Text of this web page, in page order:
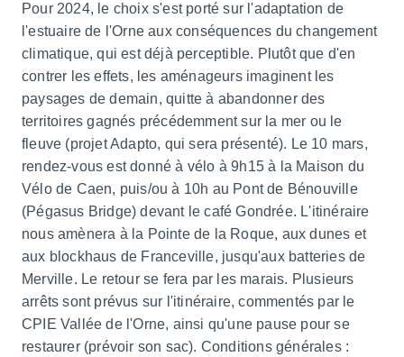
Pour 2024, le choix s'est porté sur l'adaptation de
l'estuaire de l'Orne aux conséquences du changement
climatique, qui est déjà perceptible. Plutôt que d'en
contrer les effets, les aménageurs imaginent les
paysages de demain, quitte à abandonner des
territoires gagnés précédemment sur la mer ou le
fleuve (projet Adapto, qui sera présenté). Le 10 mars,
rendez-vous est donné à vélo à 9h15 à la Maison du
Vélo de Caen, puis/ou à 10h au Pont de Bénouville
(Pégasus Bridge) devant le café Gondrée. L'itinéraire
nous amènera à la Pointe de la Roque, aux dunes et
aux blockhaus de Franceville, jusqu'aux batteries de
Merville. Le retour se fera par les marais. Plusieurs
arrêts sont prévus sur l'itinéraire, commentés par le
CPIE Vallée de l'Orne, ainsi qu'une pause pour se
restaurer (prévoir son sac). Conditions générales :